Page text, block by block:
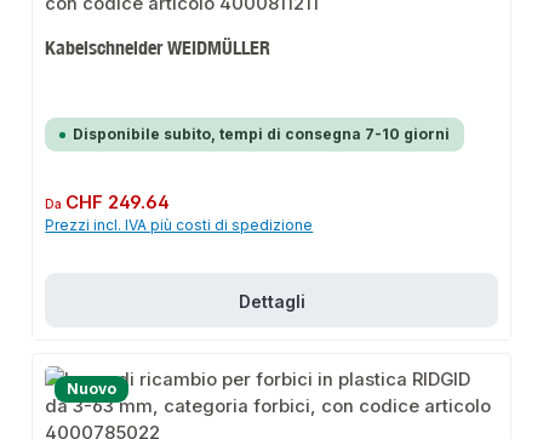
Kabelschneider WEIDMÜLLER
Disponibile subito, tempi di consegna 7-10 giorni
Prezzo normale:
Da CHF 249.64
Prezzi incl. IVA più costi di spedizione
Dettagli
Nuovo